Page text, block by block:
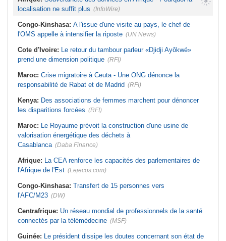
localisation ne suffit plus (InfoWire)
Congo-Kinshasa: A l'issue d'une visite au pays, le chef de
l'OMS appelle à intensifier la riposte (UN News)
Cote d'Ivoire: Le retour du tambour parleur «Djidji Ayôkwé»
prend une dimension politique (RFI)
Maroc: Crise migratoire à Ceuta - Une ONG dénonce la
responsabilité de Rabat et de Madrid (RFI)
Kenya: Des associations de femmes marchent pour dénoncer
les disparitions forcées (RFI)
Maroc: Le Royaume prévoit la construction d'une usine de
valorisation énergétique des déchets à
Casablanca (Daba Finance)
Afrique: La CEA renforce les capacités des parlementaires de
l'Afrique de l'Est (Lejecos.com)
Congo-Kinshasa: Transfert de 15 personnes vers
l'AFC/M23 (DW)
Centrafrique: Un réseau mondial de professionnels de la santé
connectés par la télémédecine (MSF)
Guinée: Le président dissipe les doutes concernant son état de